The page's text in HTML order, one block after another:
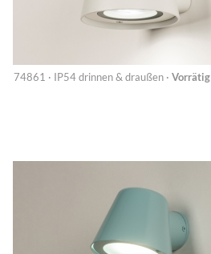
74861 · IP54 drinnen & draußen · Vorrätig